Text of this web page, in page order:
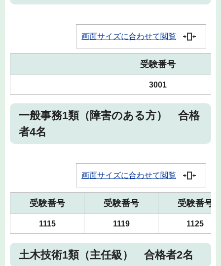
画面サイズに合わせて閲覧
受験番号
3001
一般事務1類（障害のある方） 合格
者4名
画面サイズに合わせて閲覧
受験番号 受験番号 受験番号
1115 1119 1125
土木技術1類（主任級） 合格者2名